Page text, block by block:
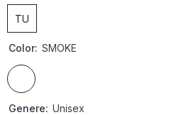
TU
Color: SMOKE
Genere: Unisex